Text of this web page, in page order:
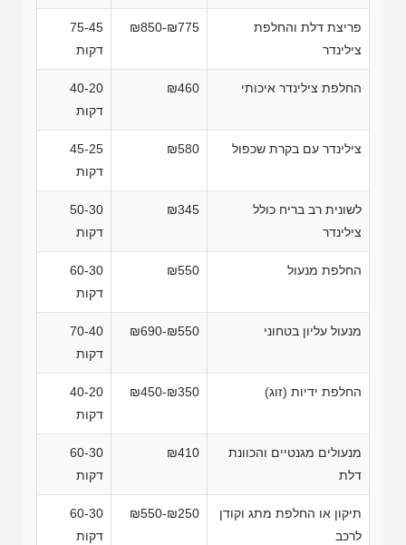
פריצת דלת והחלפת
צילינדר
₪850-₪775
75-45
דקות
החלפת צילינדר איכותי ₪460
40-20
דקות
צילינדר עם בקרת שכפול ₪580
45-25
דקות
לשונית רב בריח כולל
צילינדר
₪345
50-30
דקות
החלפת מנעול ₪550
60-30
דקות
מנעול עליון בטחוני ₪690-₪550
70-40
דקות
החלפת ידיות (זוג) ₪450-₪350
40-20
דקות
מנעולים מגנטיים והכוונת
דלת
₪410
60-30
דקות
תיקון או החלפת מתג וקודן
לרכב
₪550-₪250
60-30
דקות